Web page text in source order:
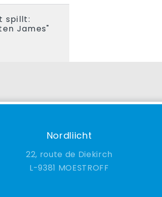
spillt:
James"
Nordliicht
22, route de Diekirch
9381 MOESTROFF